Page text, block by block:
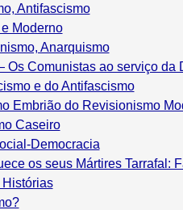
Antifascismo
Moderno
Anarquismo
Os Comunistas ao serviço da
e do Antifascismo
Embrião do Revisionismo
Caseiro
Democracia
os seus Mártires Tarrafal:
Histórias